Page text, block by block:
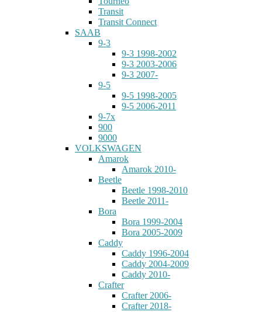
Transit
Transit Connect
SAAB
9-3
9-3 1998-2002
9-3 2003-2006
9-3 2007-
9-5
9-5 1998-2005
9-5 2006-2011
9-7x
900
9000
VOLKSWAGEN
Amarok
Amarok 2010-
Beetle
Beetle 1998-2010
Beetle 2011-
Bora
Bora 1999-2004
Bora 2005-2009
Caddy
Caddy 1996-2004
Caddy 2004-2009
Caddy 2010-
Crafter
Crafter 2006-
Crafter 2018-